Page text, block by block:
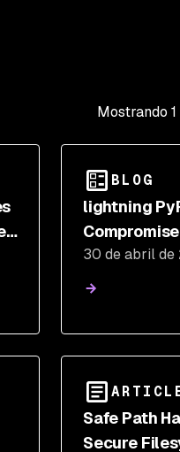
Mostrando 1
BLOG
lightning
Based
in Python
30 de abril de
Safe Path
Secure